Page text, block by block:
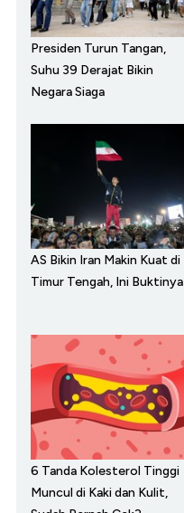
Presiden Turun Tangan,
Suhu 39 Derajat Bikin
Negara Siaga
AS Bikin Iran Makin Kuat di
Timur Tengah, Ini Buktinya
6 Tanda Kolesterol Tinggi
Muncul di Kaki dan Kulit,